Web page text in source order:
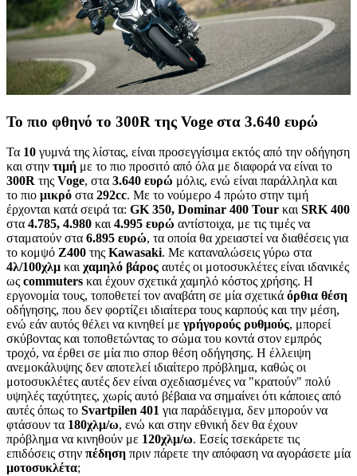
Το πιο φθηνό το 300R της Voge στα 3.640 ευρώ
Τα 10 γυμνά της λίστας, είναι προσεγγίσιμα εκτός από την οδήγηση
και στην τιμή με το πιο προσιτό από όλα με διαφορά να είναι το
300R της Voge, στα 3.640 ευρώ μόλις, ενώ είναι παράλληλα και
το πιο μικρό στα 292cc. Με το νούμερο 4 πρώτο στην τιμή
έρχονται κατά σειρά τα: GK 350, Dominar 400 Tour καιSRK 400
στα 4.785, 4.980 και4.995 ευρώ αντίστοιχα, με τις τιμές να
σταματούν στα 6.895 ευρώ, τα οποία θα χρειαστεί να διαθέσεις για
το κομψό Z400 της Kawasaki. Με καταναλώσεις γύρω στα
4λ/100χλμ καιχαμηλό βάρος αυτές οι μοτοσυκλέτες είναι ιδανικές
ως commuters και έχουν σχετικά χαμηλό κόστος χρήσης. Η
εργονομία τους, τοποθετεί τον αναβάτη σε μία σχετικά όρθια θέση
οδήγησης, που δεν φορτίζει ιδιαίτερα τους καρπούς και την μέση,
ενώ εάν αυτός θέλει να κινηθεί με γρήγορούς ρυθμούς, μπορεί
σκύβοντας και τοποθετώντας το σώμα του κοντά στον εμπρός
τροχό, να έρθει σε μία πιο σπορ θέση οδήγησης. Η έλλειψη
ανεμοκάλυψης δεν αποτελεί ιδιαίτερο πρόβλημα, καθώς οι
μοτοσυκλέτες αυτές δεν είναι σχεδιασμένες να "κρατούν" πολύ
υψηλές ταχύτητες, χωρίς αυτό βέβαια να σημαίνει ότι κάποιες από
αυτές όπως το Svartpilen 401 για παράδειγμα, δεν μπορούν να
φτάσουν τα 180χλμ/ω, ενώ και στην εθνική δεν θα έχουν
πρόβλημα να κινηθούν με 120χλμ/ω. Εσείς τσεκάρετε τις
επιδόσεις στην πέδηση πριν πάρετε την απόφαση να αγοράσετε μία
μοτοσυκλέτα;